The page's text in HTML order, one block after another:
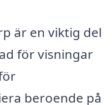
är en viktig del
för visningar
beroende på